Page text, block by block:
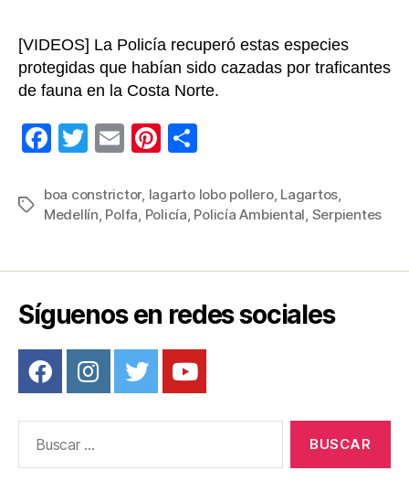
[VIDEOS] La Policía recuperó estas especies
protegidas que habían sido cazadas por traficantes
de fauna en la Costa Norte.
F
c
e
o
k
T
tt
er
E
ail
Pi
er
e
m
p
Etiquetas
boa constrictor, lagarto lobo pollero, Lagartos
Medellín Polfa Policía Policía Ambiental Serpientes
Síguenos en redes sociales